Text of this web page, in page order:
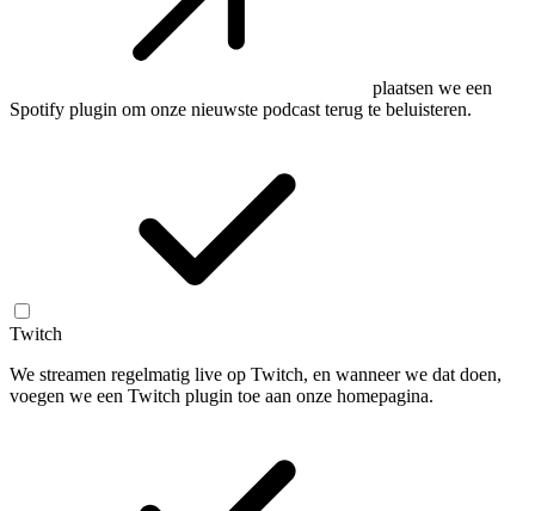
plaatsen we een
Spotify plugin om onze nieuwste podcast terug te beluisteren.
Twitch
We streamen regelmatig live op Twitch, en wanneer we dat doen,
voegen we een Twitch plugin toe aan onze homepagina.